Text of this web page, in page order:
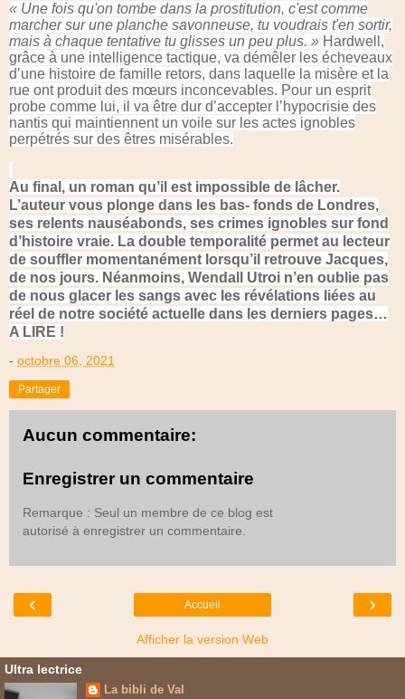
« Une fois qu'on tombe dans la prostitution, c'est comme
marcher sur une planche savonneuse, tu voudrais t'en sortir,
mais à chaque tentative tu glisses un peu plus. » Hardwell,
grâce à une intelligence tactique, va démêler les écheveaux
d’une histoire de famille retors, dans laquelle la misère et la
rue ont produit des mœurs inconcevables. Pour un esprit
probe comme lui, il va être dur d’accepter l’hypocrisie des
nantis qui maintiennent un voile sur les actes ignobles
perpétrés sur des êtres misérables.
Au final, un roman qu’il est impossible de lâcher.
L’auteur vous plonge dans les bas- fonds de Londres,
ses relents nauséabonds, ses crimes ignobles sur fond
d’histoire vraie. La double temporalité permet au lecteur
de souffler momentanément lorsqu’il retrouve Jacques,
de nos jours. Néanmoins, Wendall Utroi n’en oublie pas
de nous glacer les sangs avec les révélations liées au
réel de notre société actuelle dans les derniers pages…
A LIRE !
- octobre 06, 2021
Partager
Aucun commentaire:
Enregistrer un commentaire
Remarque : Seul un membre de ce blog est
autorisé à enregistrer un commentaire.
‹ ›
Accueil
Afficher la version Web
Ultra lectrice
La bibli de Val